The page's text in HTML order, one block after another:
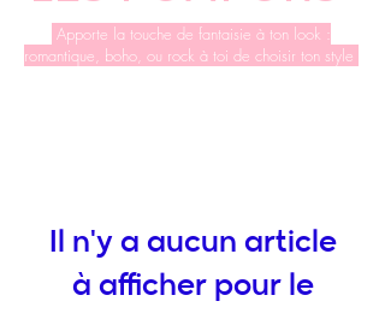
Apporte la touche de fantaisie à ton look :
romantique, boho, ou rock à toi de choisir ton style
Il n'y a aucun article
à afficher pour le